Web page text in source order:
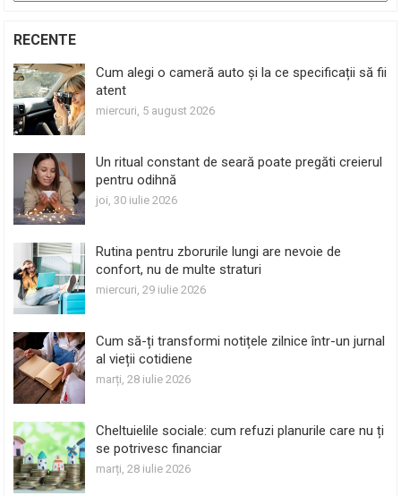
RECENTE
Cum alegi o cameră auto și la ce specificații să fii
atent
miercuri, 5 august 2026
Un ritual constant de seară poate pregăti creierul
pentru odihnă
joi, 30 iulie 2026
Rutina pentru zborurile lungi are nevoie de
confort, nu de multe straturi
miercuri, 29 iulie 2026
Cum să-ți transformi notițele zilnice într-un jurnal
al vieții cotidiene
marți, 28 iulie 2026
Cheltuielile sociale: cum refuzi planurile care nu ți
se potrivesc financiar
marți, 28 iulie 2026